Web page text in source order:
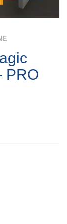
PRO